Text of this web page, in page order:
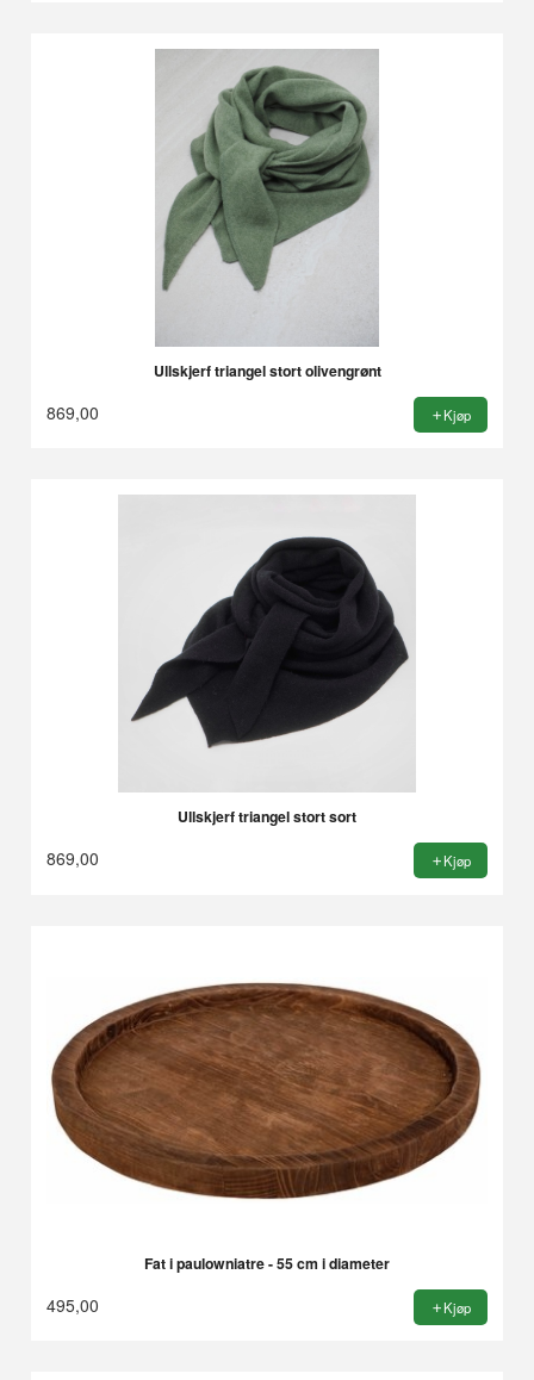
Ullskjerf triangel stort olivengrønt
869,00 Kjøp
Ullskjerf triangel stort sort
869,00 Kjøp
Fat i paulowniatre - 55 cm i diameter
495,00 Kjøp